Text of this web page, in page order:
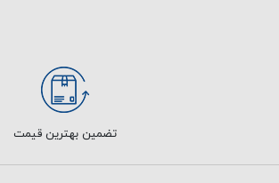
تضمین بهترین قیمت